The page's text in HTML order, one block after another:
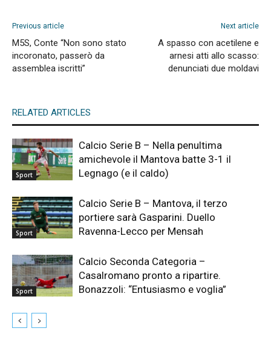
Previous article
M5S, Conte “Non sono stato
incoronato, passerò da
assemblea iscritti”
Next article
A spasso con acetilene e
arnesi atti allo scasso:
denunciati due moldavi
RELATED ARTICLES
Sport
Calcio Serie B – Nella penultima
amichevole il Mantova batte 3-1 il
Legnago (e il caldo)
Sport
Calcio Serie B – Mantova, il terzo
portiere sarà Gasparini. Duello
Ravenna-Lecco per Mensah
Sport
Calcio Seconda Categoria –
Casalromano pronto a ripartire.
Bonazzoli: “Entusiasmo e voglia”